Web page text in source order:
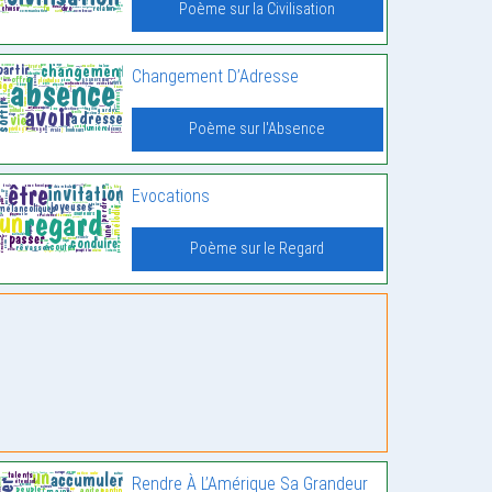
Poème sur la Civilisation
Changement D’Adresse
Poème sur l'Absence
Evocations
Poème sur le Regard
Rendre À L’Amérique Sa Grandeur